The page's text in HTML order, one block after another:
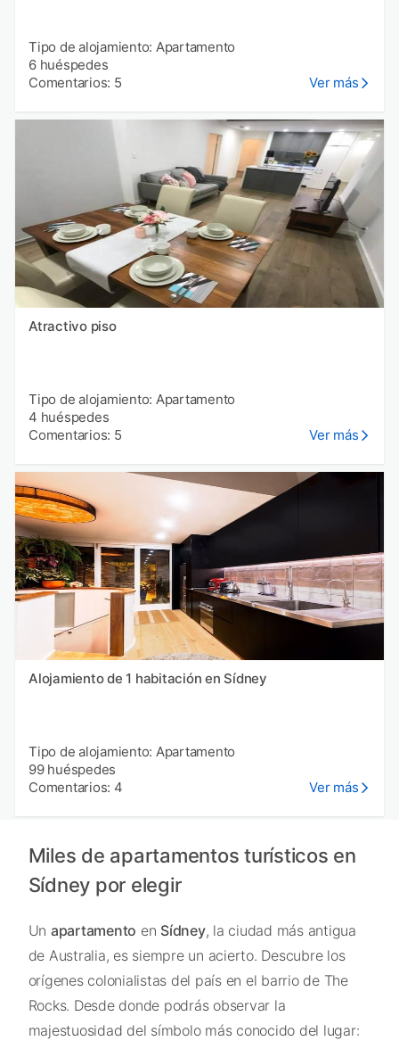
Tipo de alojamiento: Apartamento
6 huéspedes
Comentarios: 5
Ver más
Atractivo piso
Tipo de alojamiento: Apartamento
4 huéspedes
Comentarios: 5
Ver más
Alojamiento de 1 habitación en Sídney
Tipo de alojamiento: Apartamento
99 huéspedes
Comentarios: 4
Ver más
Miles de apartamentos turísticos en
Sídney por elegir
Un apartamento en Sídney, la ciudad más antigua
de Australia, es siempre un acierto. Descubre los
orígenes colonialistas del país en el barrio de The
Rocks. Desde donde podrás observar la
majestuosidad del símbolo más conocido del lugar: